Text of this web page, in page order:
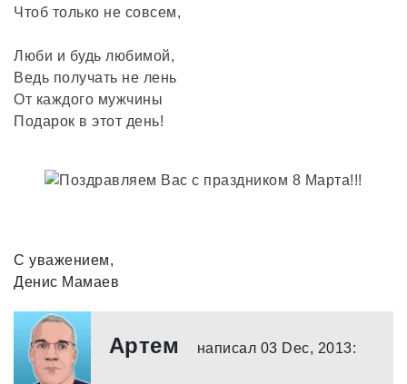
Чтоб только не совсем,
Люби и будь любимой,
Ведь получать не лень
От каждого мужчины
Подарок в этот день!
С уважением,
Денис Мамаев
Артем написал 03 Dec, 2013: